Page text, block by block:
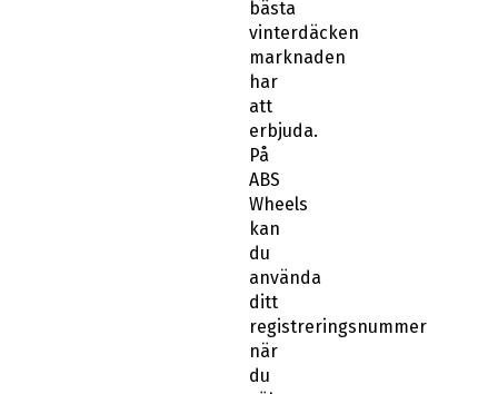
bästa
vinterdäcken
marknaden
har
att
erbjuda.
På
ABS
Wheels
kan
du
använda
ditt
registreringsnummer
när
du